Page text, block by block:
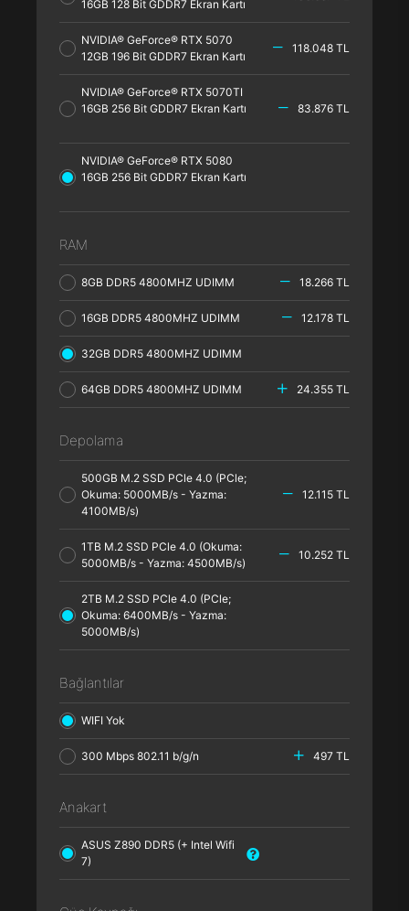
16GB 128 Bit GDDR7 Ekran Kartı
NVIDIA® GeForce® RTX 5070
12GB 196 Bit GDDR7 Ekran Kartı
118.048 TL
NVIDIA® GeForce® RTX 5070TI
16GB 256 Bit GDDR7 Ekran Kartı
83.876 TL
NVIDIA® GeForce® RTX 5080
16GB 256 Bit GDDR7 Ekran Kartı
RAM
8GB DDR5 4800MHZ UDIMM 18.266 TL
16GB DDR5 4800MHZ UDIMM 12.178 TL
32GB DDR5 4800MHZ UDIMM
64GB DDR5 4800MHZ UDIMM 24.355 TL
Depolama
500GB M.2 SSD PCle 4.0 (PCle;
Okuma: 5000MB/s - Yazma:
4100MB/s)
12.115 TL
1TB M.2 SSD PCle 4.0 (Okuma:
5000MB/s - Yazma: 4500MB/s)
10.252 TL
2TB M.2 SSD PCle 4.0 (PCle;
Okuma: 6400MB/s - Yazma:
5000MB/s)
Bağlantılar
WIFI Yok
300 Mbps 802.11 b/g/n 497 TL
Anakart
ASUS Z890 DDR5 (+ Intel Wifi
7)